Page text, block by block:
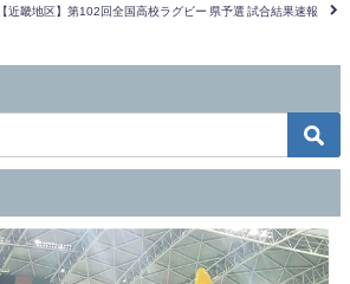
【近畿地区】第102回全国高校ラグビー 県予選 試合結果速報